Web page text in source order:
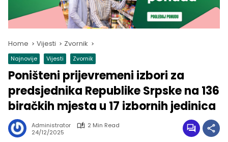
Home Vijesti Zvornik
Najnovije Vijesti Zvornik
Poništeni prijevremeni izbori za
predsjednika Republike Srpske na 136
biračkih mjesta u 17 izbornih jedinica
Administrator
2 Min Read
24/12/2025